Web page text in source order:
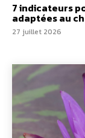
7 indicateurs
adaptées au
27 juillet 2026